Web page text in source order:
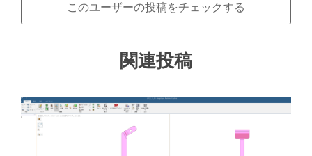
このユーザーの投稿をチェックする
関連投稿